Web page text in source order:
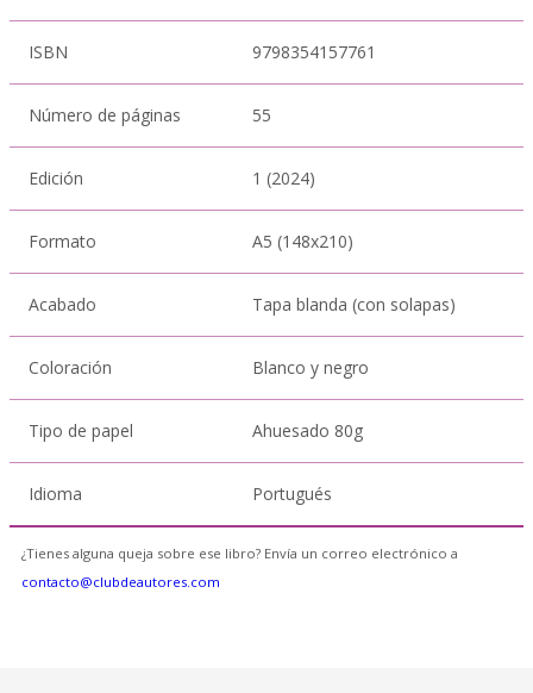
ISBN 9798354157761
Número de páginas 55
Edición 1 (2024)
Formato A5 (148x210)
Acabado Tapa blanda (con solapas)
Coloración Blanco y negro
Tipo de papel Ahuesado 80g
Idioma Portugués
¿Tienes alguna queja sobre ese libro? Envía un correo electrónico a
contacto@clubdeautores.com